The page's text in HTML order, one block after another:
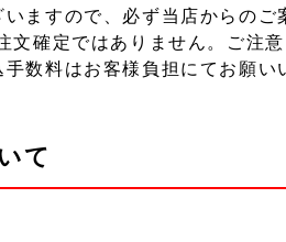
ますので、必ず当店からのご
文確定ではありません。ご注
数料はお客様負担にてお願い
て